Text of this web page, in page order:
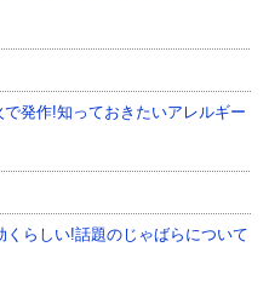
発作!知っておきたいアレルギー
くらしい!話題のじゃばらについて